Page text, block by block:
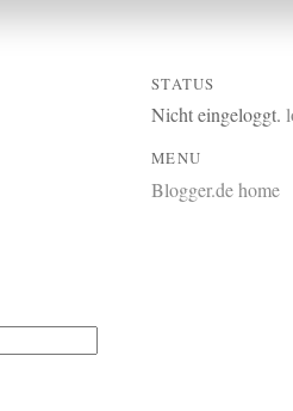
STATUS
Nicht eingeloggt.
MENU
Blogger.de home